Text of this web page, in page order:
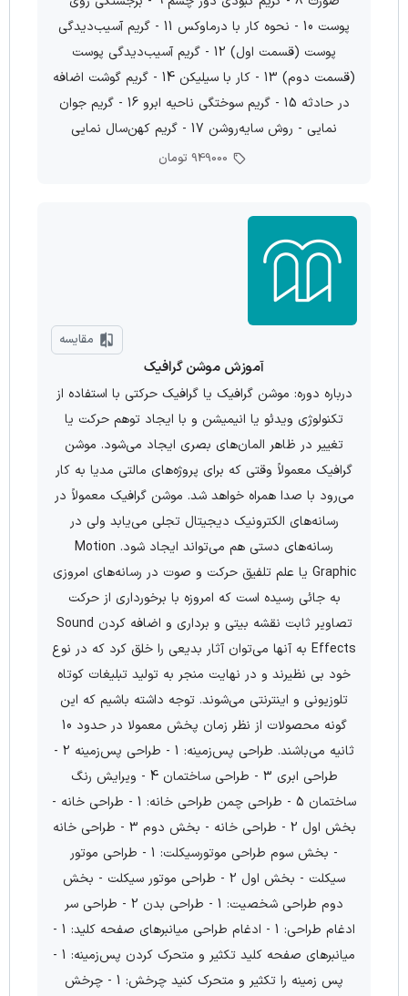
پوست 10 - نحوه کار با درماوکس 11 - گریم آسیب‌دیدگی
پوست (قسمت اول) 12 - گریم آسیب‌دیدگی پوست
(قسمت دوم) 13 - کار با سیلیکن 14 - گریم گوشت اضافه
در حادثه 15 - گریم سوختگی ناحیه ابرو 16 - گریم جوان
نمایی - روش سایه‌روشن 17 - گریم کهن‌سال نمایی
949000 تومان
مقایسه
آموزش موشن گرافیک
درباره دوره: موشن گرافیك یا گرافیك حركتی با استفاده از
تكنولوژی ویدئو یا انیمیشن و با ایجاد توهم حركت یا
تغییر در ظاهر المان‌های بصری ایجاد می‌شود. موشن
گرافیك معمولاً وقتی كه برای پروژه‌های مالتی مدیا به كار
می‌رود با صدا همراه خواهد شد. موشن گرافیك معمولاً در
رسانه‌های الكترونیك دیجیتال تجلی می‌یابد ولی در
رسانه‌های دستی هم می‌تواند ایجاد شود. Motion
Graphic یا علم تلفیق حرکت و صوت در رسانه‌های امروزی
به جائی رسیده است که امروزه با برخورداری از حرکت
تصاویر ثابت نقشه بیتی و برداری و اضافه کردن Sound
Effects به آنها می‌توان آثار بدیعی را خلق کرد که در نوع
خود بی نظیرند و در نهایت منجر به تولید تبلیغات کوتاه
تلوزیونی و اینترنتی می‌شوند. توجه داشته باشیم که این
گونه محصولات از نظر زمان پخش معمولا در حدود 10
ثانیه می‌باشند. طراحی پس‌زمینه: 1 - طراحی پس‌زمینه 2 -
طراحی ابری 3 - طراحی ساختمان 4 - ویرایش رنگ
ساختمان 5 - طراحی چمن طراحی خانه: 1 - طراحی خانه -
بخش اول 2 - طراحی خانه - بخش دوم 3 - طراحی خانه
- بخش سوم طراحی موتورسیکلت: 1 - طراحی موتور
سیکلت - بخش اول 2 - طراحی موتور سیکلت - بخش
دوم طراحی شخصیت: 1 - طراحی بدن 2 - طراحی سر
ادغام طراحی: 1 - ادغام طراحی میانبرهای صفحه کلید: 1 -
میانبرهای صفحه کلید تکثیر و متحرک کردن پس‌زمینه: 1 -
پس زمینه را تکثیر و متحرک کنید چرخش: 1 - چرخش